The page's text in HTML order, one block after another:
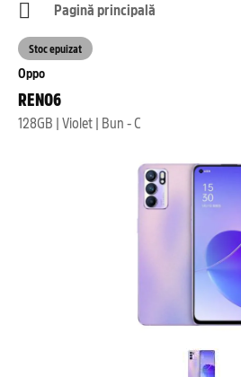
Pagină principală
Oppo
RENO6
128GB | Violet | Bun - C
Stoc epuizat